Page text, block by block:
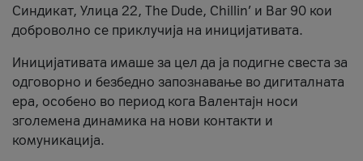
Синдикат, Улица 22, The Dude, Chillin’ и Bar 90 кои
доброволно се приклучија на иницијативата.
Иницијативата имаше за цел да ја подигне свеста за
одговорно и безбедно запознавање во дигиталната
ера, особено во период кога Валентајн носи
зголемена динамика на нови контакти и
комуникација.